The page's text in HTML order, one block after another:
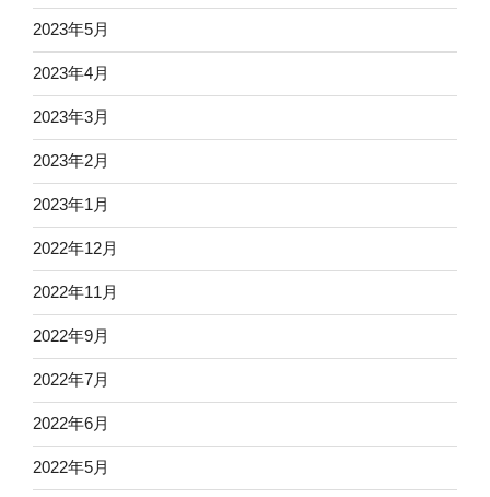
2023年5月
2023年4月
2023年3月
2023年2月
2023年1月
2022年12月
2022年11月
2022年9月
2022年7月
2022年6月
2022年5月